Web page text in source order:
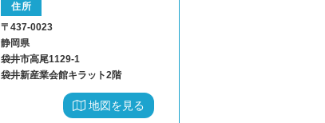
住所
〒437-0023
静岡県
袋井市高尾1129-1
袋井新産業会館キラット2階
地図を見る